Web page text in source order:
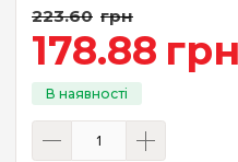
223.60 грн
178.88 грн